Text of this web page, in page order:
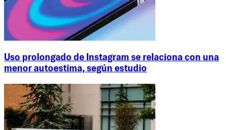
Uso prolongado de Instagram se relaciona con una
menor autoestima, según estudio